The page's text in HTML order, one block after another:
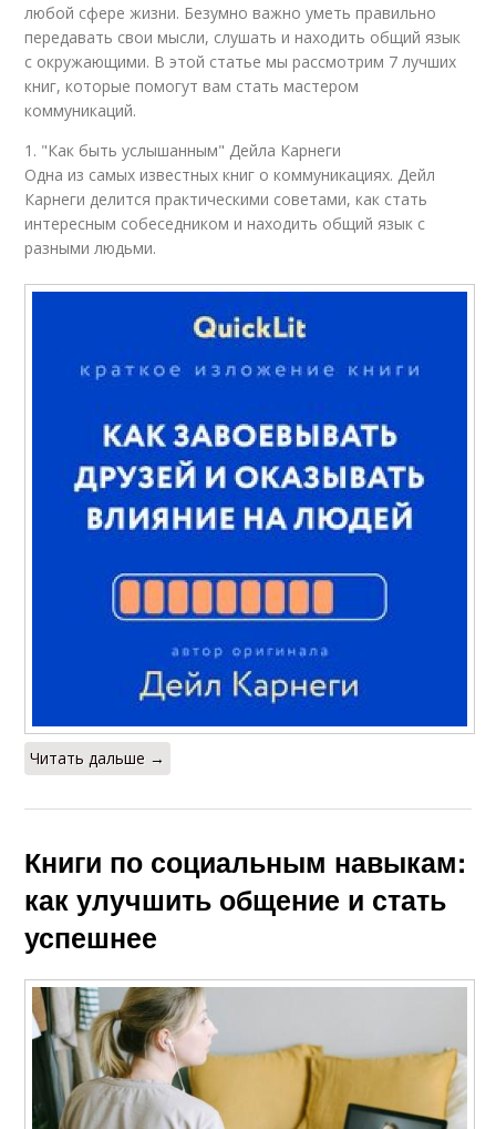
любой сфере жизни. Безумно важно уметь правильно
передавать свои мысли, слушать и находить общий язык
с окружающими. В этой статье мы рассмотрим 7 лучших
книг, которые помогут вам стать мастером
коммуникаций.
1. "Как быть услышанным" Дейла Карнеги
Одна из самых известных книг о коммуникациях. Дейл
Карнеги делится практическими советами, как стать
интересным собеседником и находить общий язык с
разными людьми.
Читать дальше →
Книги по социальным навыкам:
как улучшить общение и стать
успешнее